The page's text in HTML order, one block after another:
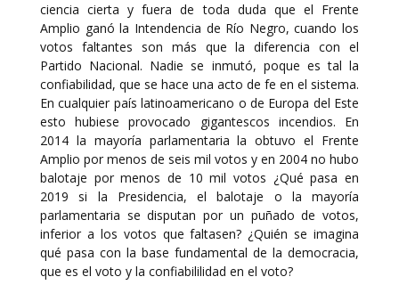
ciencia cierta y fuera de toda duda que el Frente
Amplio ganó la Intendencia de Río Negro, cuando los
votos faltantes son más que la diferencia con el
Partido Nacional. Nadie se inmutó, poque es tal la
confiabilidad, que se hace una acto de fe en el sistema.
En cualquier país latinoamericano o de Europa del Este
esto hubiese provocado gigantescos incendios. En
2014 la mayoría parlamentaria la obtuvo el Frente
Amplio por menos de seis mil votos y en 2004 no hubo
balotaje por menos de 10 mil votos ¿Qué pasa en
2019 si la Presidencia, el balotaje o la mayoría
parlamentaria se disputan por un puñado de votos,
inferior a los votos que faltasen? ¿Quién se imagina
qué pasa con la base fundamental de la democracia,
que es el voto y la confiabililidad en el voto?